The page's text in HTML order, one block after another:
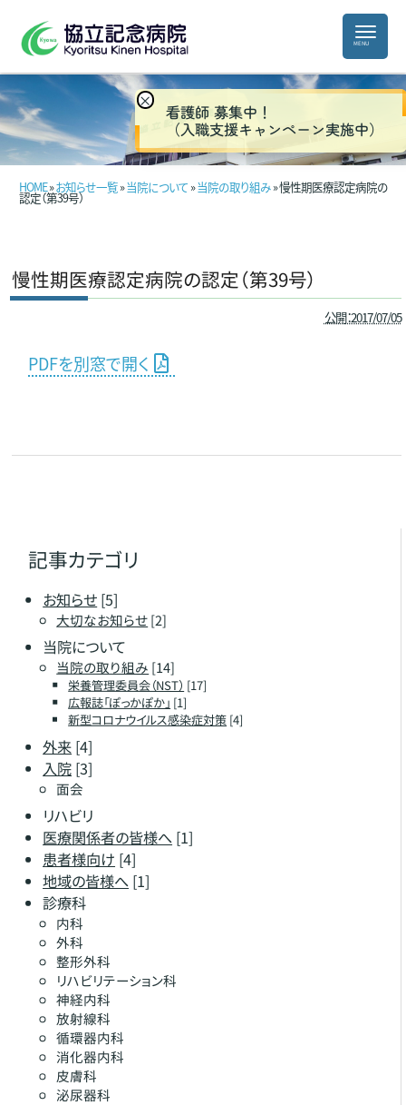
HOME»お知らせ一覧»当院について »当院の取り組み» 慢性期医療認定病院の
認定（第39号）
慢性期医療認定病院の認定（第39号）
公開：2017/07/05
PDFを別窓で開く
記事カテゴリ
お知らせ[5]
大切なお知らせ[2]
当院について
当院の取り組み [14]
栄養管理委員会（NST） [17]
広報誌「ぽっかぽか」 [1]
新型コロナウイルス感染症対策[4]
外来[4]
入院[3]
面会
リハビリ
医療関係者の皆様へ[1]
患者様向け [4]
地域の皆様へ[1]
診療科
内科
外科
整形外科
リハビリテーション科
神経内科
放射線科
循環器内科
消化器内科
皮膚科
泌尿器科
×
看護師 募集中！
（入職支援キャンペーン実施中）